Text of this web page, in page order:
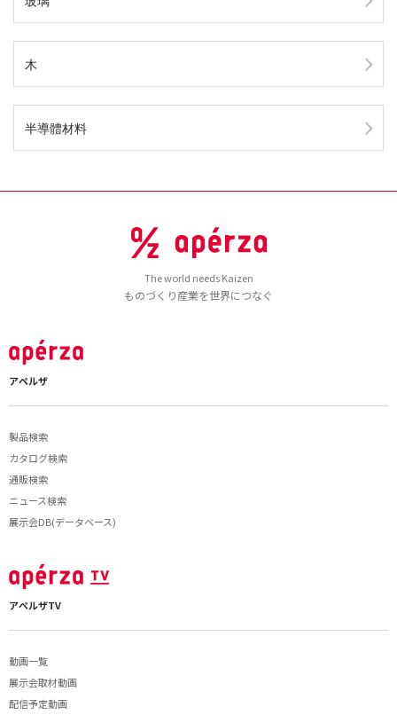
木
半導體材料
The world needs Kaizen
ものづくり産業を世界につなぐ
アペルザ
製品検索
カタログ検索
通販検索
ニュース検索
展示会DB(データベース)
アペルザTV
動画一覧
展示会取材動画
配信予定動画